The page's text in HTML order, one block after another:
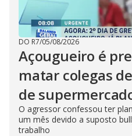
DO R7/05/08/2026
Açougueiro é
matar colegas
de
O agressor confessou ter
um mês devido a suposto
trabalho